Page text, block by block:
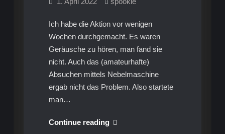
Ich habe die Aktion vor wenigen
Wochen durchgemacht. Es waren
Geräusche zu hören, man fand sie
nicht. Auch das (amateurhafte)
Absuchen mittels Nebelmaschine
ergab nicht das Problem. Also startete
man…
Continue readingInfos